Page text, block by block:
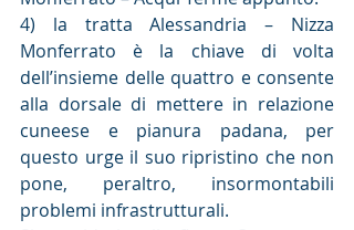
4) la tratta Alessandria – Nizza
Monferrato è la chiave di volta
dell’insieme delle quattro e consente
alla dorsale di mettere in relazione
cuneese e pianura padana, per
questo urge il suo ripristino che non
pone, peraltro, insormontabili
problemi infrastrutturali.